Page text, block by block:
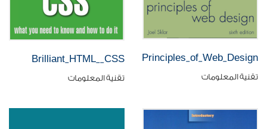
Principles_of_Web_Design
تقنية المعلومات
Brilliant_HTML__CSS
تقنية المعلومات